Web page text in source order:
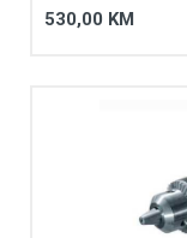
530,00 KM